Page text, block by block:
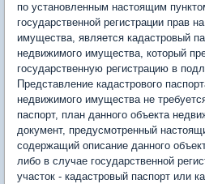
по установленным настоящим
государственной регистрации прав
имущества, является кадастровый
недвижимого имущества, который
государственную регистрацию в
Представление кадастрового
недвижимого имущества не
паспорт, план данного объекта
документ, предусмотренный
содержащий описание данного
либо в случае государственной
участок - кадастровый паспорт или